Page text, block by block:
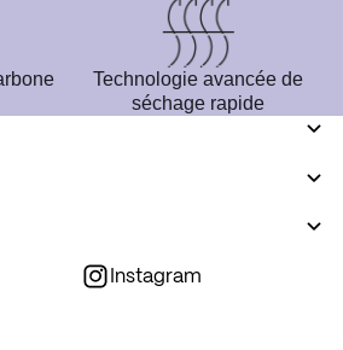
Technologie avancée de
séchage rapide
Instagram